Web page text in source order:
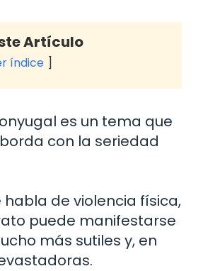
Artículo
índice
es un tema que
con la seriedad
habla de violencia física,
puede manifestarse
más sutiles y, en